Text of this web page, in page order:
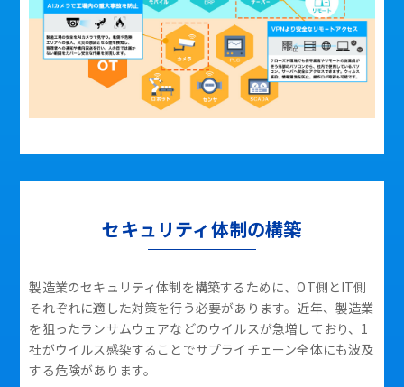
セキュリティ体制の構築
製造業のセキュリティ体制を構築するために、OT側とIT側
それぞれに適した対策を行う必要があります。近年、製造業
を狙ったランサムウェアなどのウイルスが急増しており、1
社がウイルス感染することでサプライチェーン全体にも波及
する危険があります。